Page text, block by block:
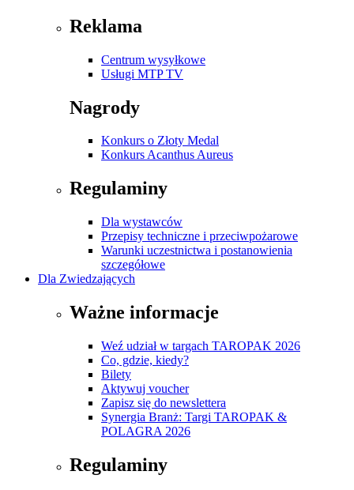
Reklama
Centrum wysyłkowe
Usługi MTP TV
Nagrody
Konkurs o Złoty Medal
Konkurs Acanthus Aureus
Regulaminy
Dla wystawców
Przepisy techniczne i przeciwpożarowe
Warunki uczestnictwa i postanowienia
szczegółowe
Dla Zwiedzających
Ważne informacje
Weź udział w targach TAROPAK 2026
Co, gdzie, kiedy?
Bilety
Aktywuj voucher
Zapisz się do newslettera
Synergia Branż: Targi TAROPAK &
POLAGRA 2026
Regulaminy